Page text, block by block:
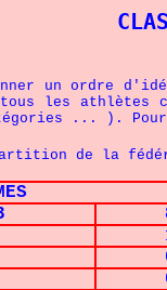
un ordre
les athlètes
... ).
de la